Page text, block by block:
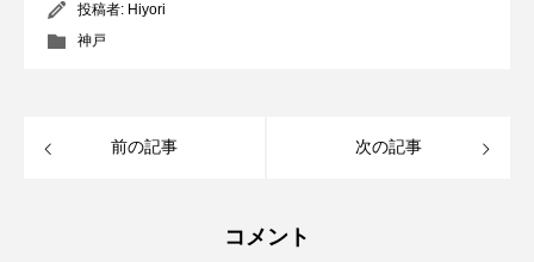
投稿者: Hiyori
神戸
前の記事 次の記事
コメント